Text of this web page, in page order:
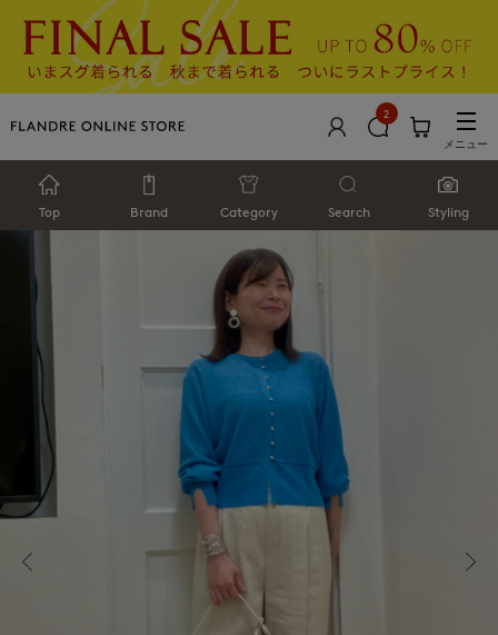
2
メニュー
Top Brand Category Search Styling